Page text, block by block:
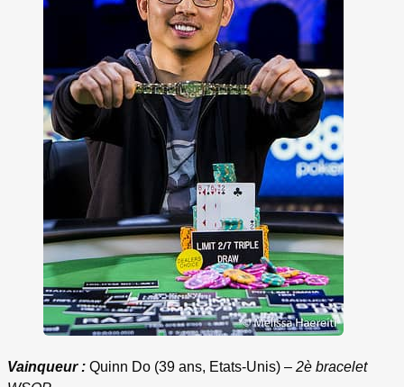
Vainqueur : Quinn Do (39 ans, Etats-Unis) – 2è bracelet